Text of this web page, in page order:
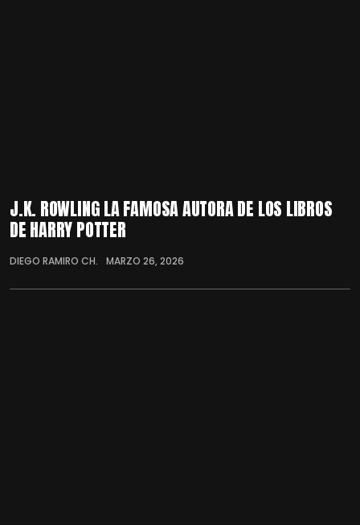
J.K. ROWLING LA FAMOSA AUTORA DE LOS LIBROS
DE HARRY POTTER
DIEGO RAMIRO CH. MARZO 26, 2026